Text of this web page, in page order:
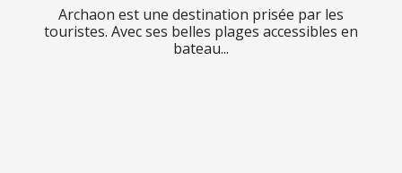
Archaon est une destination prisée par les
touristes. Avec ses belles plages accessibles en
bateau...